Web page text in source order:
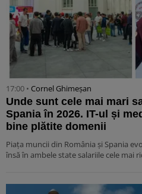
17:00 • Cornel Ghimeșan
Unde sunt cele mai mari
Spania în 2026. IT-ul și
bine plătite domenii
Piața muncii din România și Spania
însă în ambele state salariile cele mai